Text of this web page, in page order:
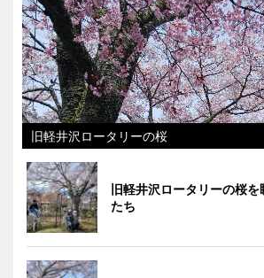
旧軽井沢ロータリーの桜
旧軽井沢ロータリーの桜
たち